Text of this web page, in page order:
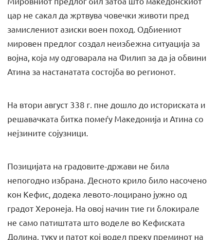
цар не сакал да жртвува човечки животи пред
замислениот азиски воен поход. Одбиениот
мировен предлог создал неизбежна ситуација за
војна, која му одговарала на Филип за да ја обвини
Атина за настанатата состојба во регионот.
На втори август 338 г. пне дошло до историската и
решавачката битка помеѓу Македонија и Атина со
нејзините сојузници.
Позицијата на градовите-држави не била
непогодно избрана. Десното крило било насочено
кон Кефис, додека левото-лоцирано јужно од
градот Херонеја. На овој начин тие ги блокирале
не само патиштата што воделе во Кефиската
Долина, туку и патот кој водел преку преминот на